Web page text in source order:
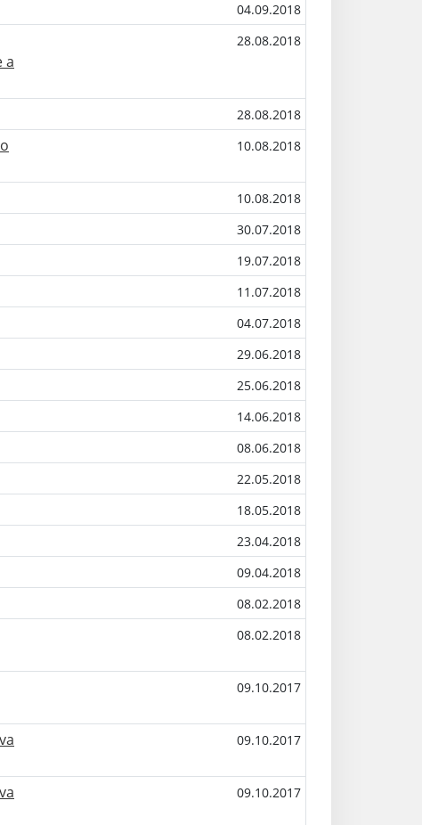
04.09.2018
a
28.08.2018
28.08.2018
10.08.2018
10.08.2018
30.07.2018
19.07.2018
11.07.2018
04.07.2018
29.06.2018
25.06.2018
14.06.2018
08.06.2018
22.05.2018
18.05.2018
23.04.2018
09.04.2018
08.02.2018
08.02.2018
09.10.2017
09.10.2017
09.10.2017